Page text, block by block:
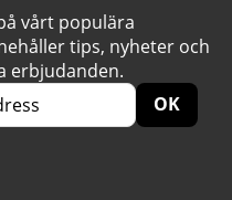
vårt populära
tips, nyheter och
erbjudanden.
OK